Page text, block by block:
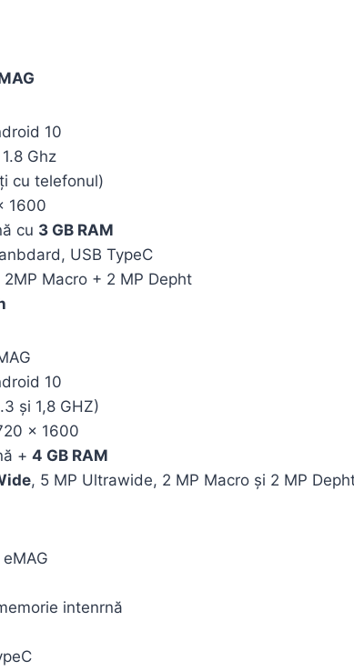
10
Ghz
cu telefonul)
1600
cu 3 GB RAM
USB TypeC
Macro + 2 MP Depht
10
și 1,8 GHZ)
x 1600
+ 4 GB RAM
, 5 MP Ultrawide, 2 MP Macro și 2 MP
intenrnă